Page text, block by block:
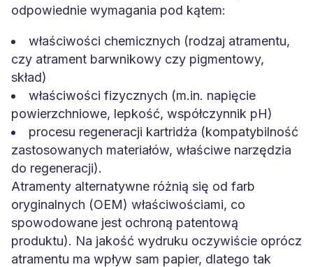
odpowiednie wymagania pod kątem:
właściwości chemicznych (rodzaj atramentu,
czy atrament barwnikowy czy pigmentowy,
skład)
właściwości fizycznych (m.in. napięcie
powierzchniowe, lepkość, współczynnik pH)
procesu regeneracji kartridża (kompatybilność
zastosowanych materiałów, właściwe narzędzia
do regeneracji).
Atramenty alternatywne różnią się od farb
oryginalnych (OEM) właściwościami, co
spowodowane jest ochroną patentową
produktu). Na jakość wydruku oczywiście oprócz
atramentu ma wpływ sam papier, dlatego tak